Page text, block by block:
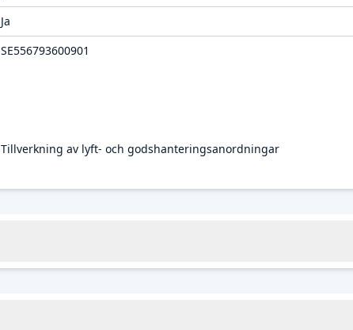
Ja
SE556793600901
Tillverkning av lyft- och godshanteringsanordningar